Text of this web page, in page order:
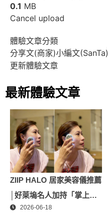
0.1 MB
Cancel upload
體驗文章分類
分享文(商家)小編文(SanTa)
更新體驗文章
最新體驗文章
ZIIP HALO 居家美容儀推薦
│好萊塢名人加持「掌上
型」智能美膚管家，奈米微
2026-06-18